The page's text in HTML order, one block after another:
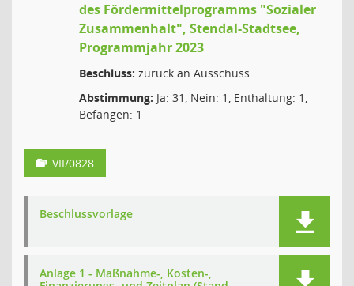
des Fördermittelprogramms "Sozialer
Zusammenhalt", Stendal-Stadtsee,
Programmjahr 2023
Beschluss: zurück an Ausschuss
Abstimmung: Ja: 31, Nein: 1, Enthaltung: 1,
Befangen: 1
VII/0828
Beschlussvorlage
Anlage 1 - Maßnahme-, Kosten-,